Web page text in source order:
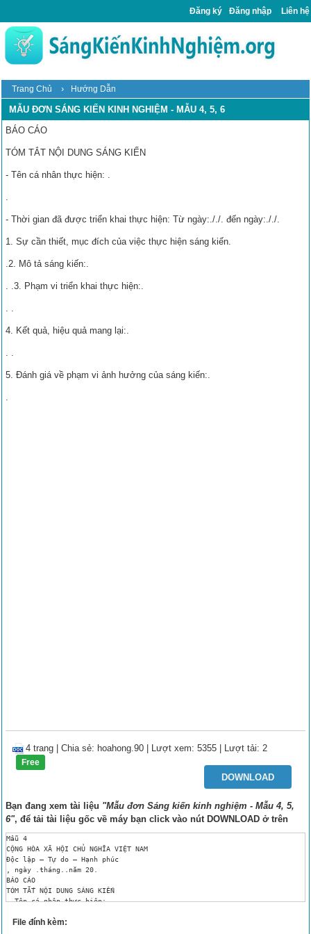
Đăng ký Đăng nhập Liên hệ
Trang Chủ › Hướng Dẫn
MẪU ĐƠN SÁNG KIẾN KINH NGHIỆM - MẪU 4, 5, 6
BÁO CÁO
TÓM TẮT NỘI DUNG SÁNG KIẾN
- Tên cá nhân thực hiện: .
- Thời gian đã được triển khai thực hiện: Từ ngày:././. đến ngày:././.
1. Sự cần thiết, mục đích của việc thực hiện sáng kiến.
.2. Mô tả sáng kiến:.
. .3. Phạm vi triển khai thực hiện:.
4. Kết quả, hiệu quả mang lại:.
5. Đánh giá về phạm vi ảnh hưởng của sáng kiến:.
4 trang |Chia sẻ: hoahong.90 | Lượt xem: 5355 | Lượt tải: 2
Free
DOWNLOAD
Bạn đang xem tài liệu "Mẫu đơn Sáng kiến kinh nghiệm - Mẫu 4, 5,
6", để tải tài liệu gốc về máy bạn click vào nútDOWNLOAD ở trên
Mẫu 4
CỘNG HÒA XÃ HỘI CHỦ NGHĨA VIỆT NAM
Độc lập – Tự do – Hạnh phúc
, ngày .tháng..năm 20.
BÁO CÁO
TÓM TẮT NỘI DUNG SÁNG KIẾN
- Tên cá nhân thực hiện:..
- Thời gian đã được triển khai thực hiện: Từ ngày:........./
File đính kèm: